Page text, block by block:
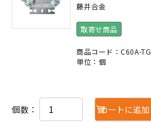
藤井合金
取寄せ商品
商品コード：C60A-TG
単位：個
個数： カートに追加